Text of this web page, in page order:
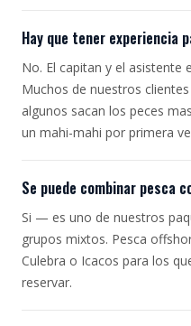
Hay que tener experiencia
No. El capitan y el asistente
Muchos de nuestros
algunos sacan los peces
un mahi-mahi por primera
Se puede combinar pesca
Si — es uno de nuestros
grupos mixtos. Pesca
Culebra o Icacos para los
reservar.